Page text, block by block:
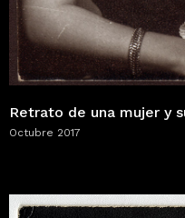
Retrato de una mujer y
Octubre 2017